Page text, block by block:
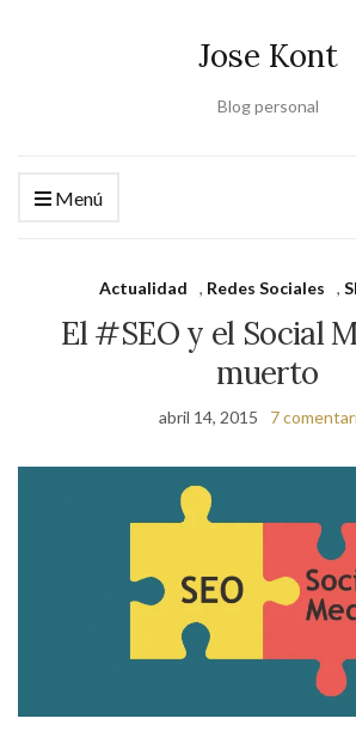
Jose Kont
Blog personal
Menú
Actualidad , Redes Sociales ,
El #SEO y el Social
muerto
abril 14, 2015 7